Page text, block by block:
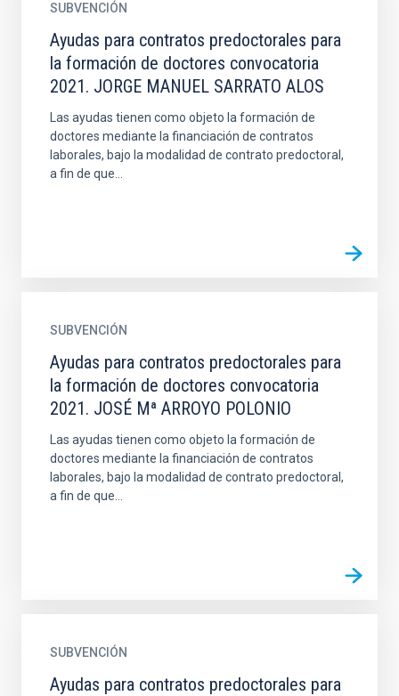
SUBVENCIÓN
Ayudas para contratos predoctorales para
la formación de doctores convocatoria
2021. JORGE MANUEL SARRATO ALOS
Las ayudas tienen como objeto la formación de
doctores mediante la financiación de contratos
laborales, bajo la modalidad de contrato predoctoral,
a fin de que...
SUBVENCIÓN
Ayudas para contratos predoctorales para
la formación de doctores convocatoria
2021. JOSÉ Mª ARROYO POLONIO
Las ayudas tienen como objeto la formación de
doctores mediante la financiación de contratos
laborales, bajo la modalidad de contrato predoctoral,
a fin de que...
SUBVENCIÓN
Ayudas para contratos predoctorales para